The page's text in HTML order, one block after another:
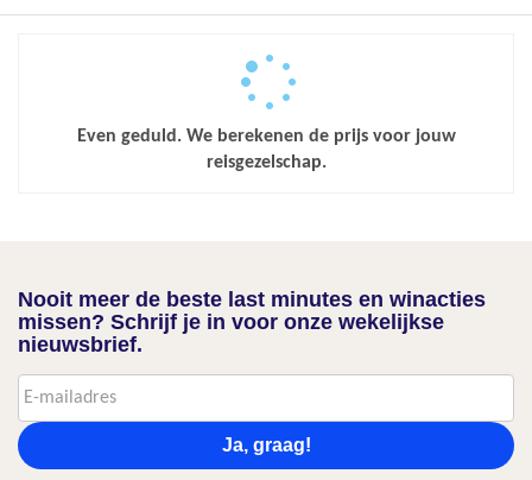
Even geduld. We berekenen de prijs voor jouw
reisgezelschap.
Nooit meer de beste last minutes en winacties
missen? Schrijf je in voor onze wekelijkse
nieuwsbrief.
Ja, graag!